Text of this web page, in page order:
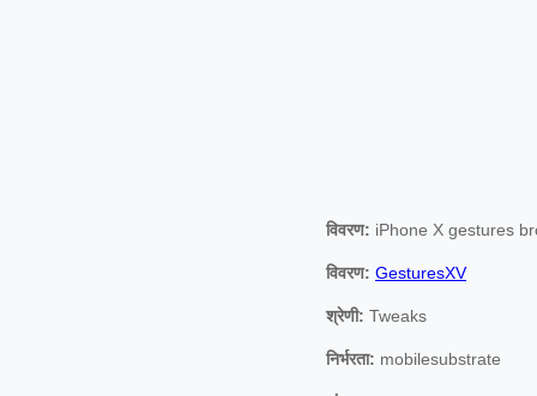
विवरण: iPhone X gestures
विवरण: GesturesXV
श्रेणी: Tweaks
निर्भरता: mobilesubstrate